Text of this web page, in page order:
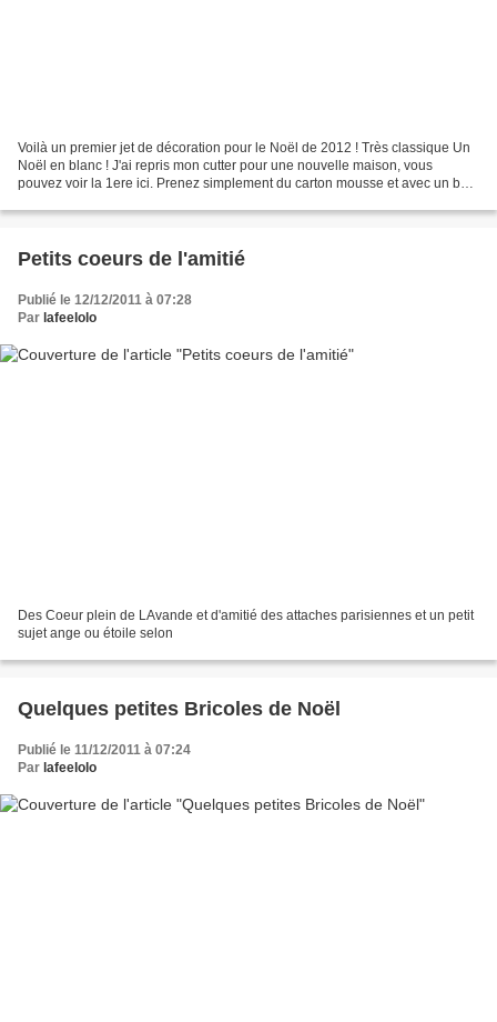
Voilà un premier jet de décoration pour le Noël de 2012 ! Très classique Un
Noël en blanc ! J'ai repris mon cutter pour une nouvelle maison, vous
pouvez voir la 1ere ici. Prenez simplement du carton mousse et avec un bon
Petits coeurs de l'amitié
Publié le 12/12/2011 à 07:28
Par lafeelolo
Des Coeur plein de LAvande et d'amitié des attaches parisiennes et un petit
sujet ange ou étoile selon
Quelques petites Bricoles de Noël
Publié le 11/12/2011 à 07:24
Par lafeelolo